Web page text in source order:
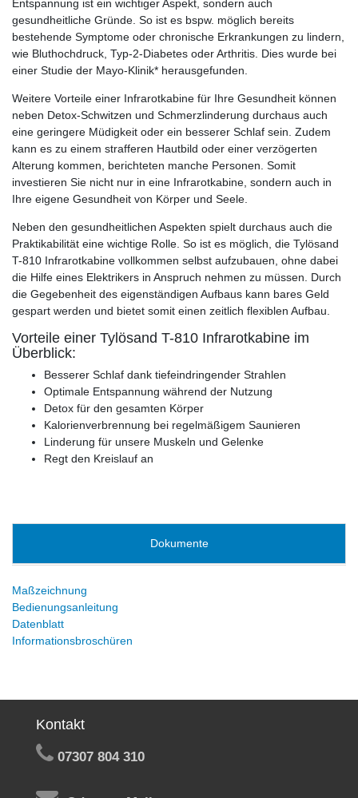
Entspannung ist ein wichtiger Aspekt, sondern auch
gesundheitliche Gründe. So ist es bspw. möglich bereits
bestehende Symptome oder chronische Erkrankungen zu lindern,
wie Bluthochdruck, Typ-2-Diabetes oder Arthritis. Dies wurde bei
einer Studie der Mayo-Klinik* herausgefunden.
Weitere Vorteile einer Infrarotkabine für Ihre Gesundheit können
neben Detox-Schwitzen und Schmerzlinderung durchaus auch
eine geringere Müdigkeit oder ein besserer Schlaf sein. Zudem
kann es zu einem strafferen Hautbild oder einer verzögerten
Alterung kommen, berichteten manche Personen. Somit
investieren Sie nicht nur in eine Infrarotkabine, sondern auch in
Ihre eigene Gesundheit von Körper und Seele.
Neben den gesundheitlichen Aspekten spielt durchaus auch die
Praktikabilität eine wichtige Rolle. So ist es möglich, die Tylösand
T-810 Infrarotkabine vollkommen selbst aufzubauen, ohne dabei
die Hilfe eines Elektrikers in Anspruch nehmen zu müssen. Durch
die Gegebenheit des eigenständigen Aufbaus kann bares Geld
gespart werden und bietet somit einen zeitlich flexiblen Aufbau.
Vorteile einer Tylösand T-810 Infrarotkabine im
Überblick:
Besserer Schlaf dank tiefeindringender Strahlen
Optimale Entspannung während der Nutzung
Detox für den gesamten Körper
Kalorienverbrennung bei regelmäßigem Saunieren
Linderung für unsere Muskeln und Gelenke
Regt den Kreislauf an
Dokumente
Maßzeichnung
Bedienungsanleitung
Datenblatt
Informationsbroschüren
Kontakt
07307 804 310